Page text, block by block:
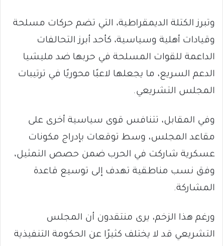
وتبرز الكتلة الديمقراطية، التي تضم حركات مسلحة
وقيادات أهلية وسياسية، كأحد أبرز التحالفات
الداعمة للقوات المسلحة في حربها ضد مليشيا
الدعم السريع، ما يجعلها لاعبًا محوريًا في ترتيبات
المجلس التشريعي.
وفي المقابل، تتنافس قوى سياسية أخرى على
مقاعد المجلس، وسط توقعات بإدراج مكونات
عسكرية شاركت في الحرب ضمن حصص التمثيل،
وفق نسب مناطقية تهدف إلى توسيع قاعدة
المشاركة.
ورغم هذا الزخم، يرى منتقدون أن المجلس
التشريعي قد لا يختلف كثيرًا عن الحكومة التنفيذية